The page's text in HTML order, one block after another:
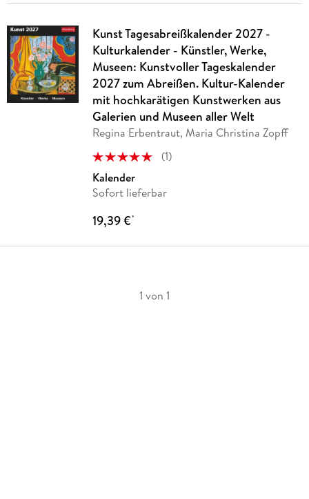
Kunst Tagesabreißkalender 2027 -
Kulturkalender - Künstler, Werke,
Museen: Kunstvoller Tageskalender
2027 zum Abreißen. Kultur-Kalender
mit hochkarätigen Kunstwerken aus
Galerien und Museen aller Welt
Regina Erbentraut, Maria Christina Zopff
(1)
Kalender
Sofort lieferbar
19,39 €*
1 von 1